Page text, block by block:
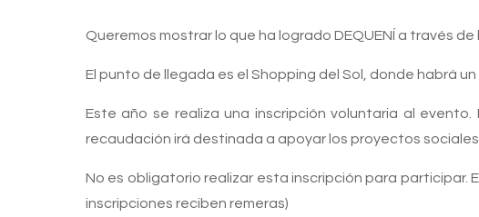
Queremos mostrar lo que ha logrado DEQUENÍ a través
El punto de llegada es el Shopping del Sol, donde habrá
Este año se realiza una inscripción voluntaria al
recaudación irá destinada a apoyar los proyectos sociales
No es obligatorio realizar esta inscripción para participar.
inscripciones reciben remeras)